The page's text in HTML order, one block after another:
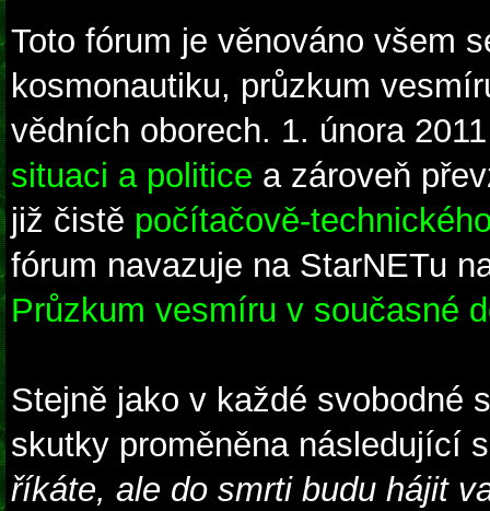
Toto fórum je věnováno všem
kosmonautiku, průzkum
vědních oborech. 1. února
situaci a politice a zároveň
již čistě počítačově-
fórum navazuje na StarNETu
Průzkum vesmíru v současné
Stejně jako v každé svobodné
skutky proměněna následující
říkáte, ale do smrti budu hájit